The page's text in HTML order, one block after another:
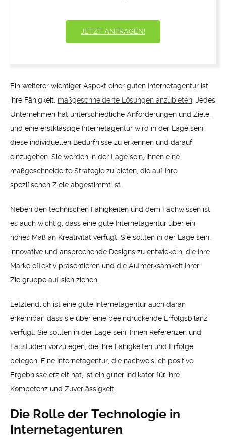
JETZT ANFRAGEN!
Ein weiterer wichtiger Aspekt einer guten Internetagentur ist
ihre Fähigkeit, maßgeschneiderte Lösungen anzubieten . Jedes
Unternehmen hat unterschiedliche Anforderungen und Ziele,
und eine erstklassige Internetagentur wird in der Lage sein,
diese individuellen Bedürfnisse zu erkennen und darauf
einzugehen. Sie werden in der Lage sein, Ihnen eine
maßgeschneiderte Strategie zu bieten, die auf Ihre
spezifischen Ziele abgestimmt ist.
Neben den technischen Fähigkeiten und dem Fachwissen ist
es auch wichtig, dass eine gute Internetagentur über ein
hohes Maß an Kreativität verfügt. Sie sollten in der Lage sein,
innovative und ansprechende Designs zu entwickeln, die Ihre
Marke effektiv präsentieren und die Aufmerksamkeit Ihrer
Zielgruppe auf sich ziehen.
Letztendlich ist eine gute Internetagentur auch daran
erkennbar, dass sie über eine beeindruckende Erfolgsbilanz
verfügt. Sie sollten in der Lage sein, Ihnen Referenzen und
Fallstudien vorzulegen, die ihre Fähigkeiten und Erfolge
belegen. Eine Internetagentur, die nachweislich positive
Ergebnisse erzielt hat, ist ein guter Indikator für ihre
Kompetenz und Zuverlässigkeit.
Die Rolle der Technologie in
Internetagenturen